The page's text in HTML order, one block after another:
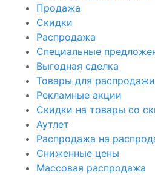
Продажа
Скидки
Распродажа
Специальные
Выгодная сделка
Товары для распродажи
Рекламные акции
Скидки на товары со
Аутлет
Распродажа на
Сниженные цены
Массовая распродажа